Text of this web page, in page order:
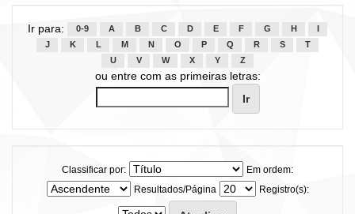
Ir para: 0-9 A B C D E F G H
J
K L M N O P Q R S
T
U
V W X Y Z
ou entre com as primeiras letras:
Classificar por:
Em ordem:
Resultados/Página
Registro(s):